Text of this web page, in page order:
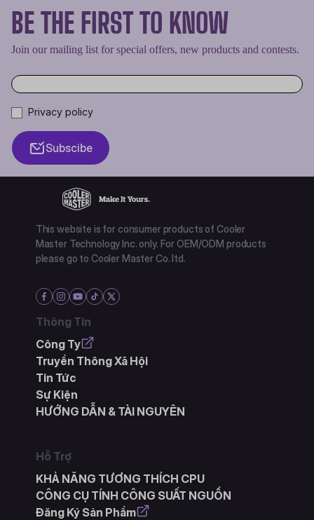
BE THE FIRST TO KNOW
Join our mailing list for special offers, new products and contests.
Privacy policy
Subscibe
This website is for consumer products of Cooler
Master Technology Inc. only. For OEM/ODM products
please go to Cooler Master Co. ltd.
Thông Tin
Công Ty
Truyền Thông Xã Hội
Tin Tức
Sự Kiện
HƯỚNG DẪN & TÀI NGUYÊN
Hỗ Trợ
KHẢ NĂNG TƯƠNG THÍCH CPU
CÔNG CỤ TÍNH CÔNG SUẤT NGUỒN
Đăng Ký Sản Phẩm